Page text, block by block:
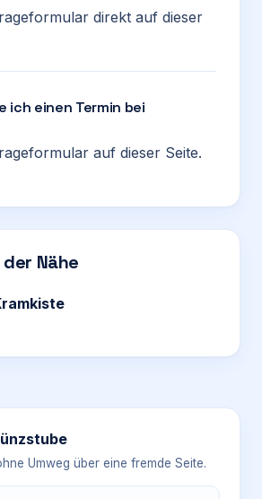
direkt auf dieser
ich einen Termin bei
auf dieser Seite.
Nähe
Umweg über eine fremde Seite.